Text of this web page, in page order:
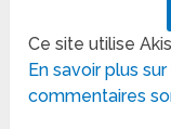
Ce site utilise
En savoir plus
commentaires